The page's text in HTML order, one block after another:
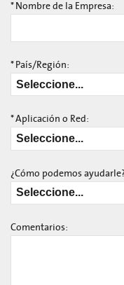
* Nombre de la Empresa:
* País/Región:
*Aplicación o Red:
¿Cómo podemos
Comentarios: